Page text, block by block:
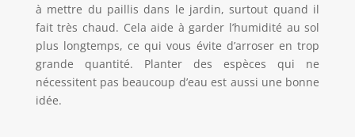
à mettre du paillis dans le jardin, surtout quand il
fait très chaud. Cela aide à garder l’humidité au sol
plus longtemps, ce qui vous évite d’arroser en trop
grande quantité. Planter des espèces qui ne
nécessitent pas beaucoup d’eau est aussi une bonne
idée.